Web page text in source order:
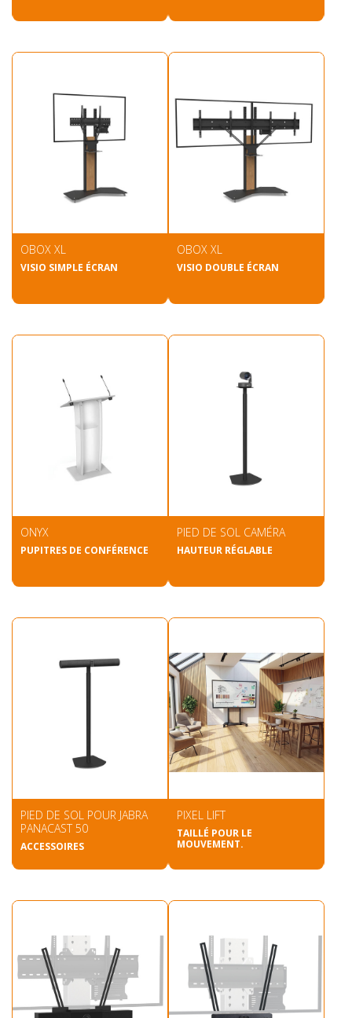
OBOX XL
VISIO SIMPLE ÉCRAN
OBOX XL
VISIO DOUBLE ÉCRAN
ONYX
PUPITRES DE CONFÉRENCE
PIED DE SOL CAMÉRA
HAUTEUR RÉGLABLE
PIED DE SOL POUR JABRA
PANACAST 50
ACCESSOIRES
PIXEL LIFT
TAILLÉ POUR LE
MOUVEMENT.